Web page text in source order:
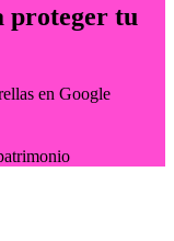
proteger tu
en Google